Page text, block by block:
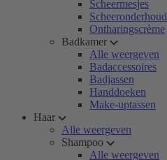
Scheermesjes
Scheeronderhoud
Ontharingscrème
Badkamer
Alle weergeven
Badaccessoires
Badjassen
Handdoeken
Make-uptassen
Haar
Alle weergeven
Shampoo
Alle weergeven